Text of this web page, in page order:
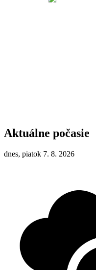
Aktuálne počasie
dnes, piatok 7. 8. 2026